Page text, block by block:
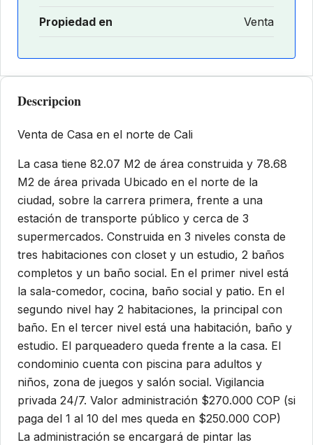
Propiedad en Venta
Descripcion
Venta de Casa en el norte de Cali
La casa tiene 82.07 M2 de área construida y 78.68
M2 de área privada Ubicado en el norte de la
ciudad, sobre la carrera primera, frente a una
estación de transporte público y cerca de 3
supermercados. Construida en 3 niveles consta de
tres habitaciones con closet y un estudio, 2 baños
completos y un baño social. En el primer nivel está
la sala-comedor, cocina, baño social y patio. En el
segundo nivel hay 2 habitaciones, la principal con
baño. En el tercer nivel está una habitación, baño y
estudio. El parqueadero queda frente a la casa. El
condominio cuenta con piscina para adultos y
niños, zona de juegos y salón social. Vigilancia
privada 24/7. Valor administración $270.000 COP (si
paga del 1 al 10 del mes queda en $250.000 COP)
La administración se encargará de pintar las